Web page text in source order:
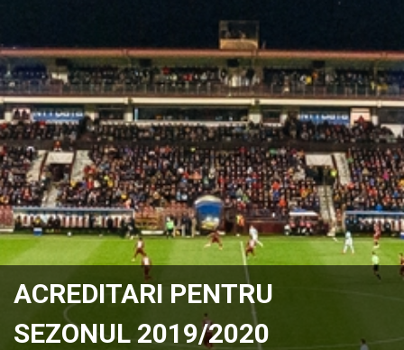
ACREDITARI PENTRU
SEZONUL 2019/2020